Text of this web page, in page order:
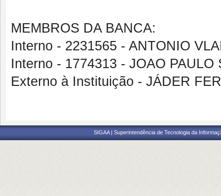
MEMBROS DA BANCA:
Interno - 2231565 - ANTONIO
Interno - 1774313 - JOAO PAULO
Externo à Instituição - JÁDER
SIGAA | Superintendência de Tecnologia da